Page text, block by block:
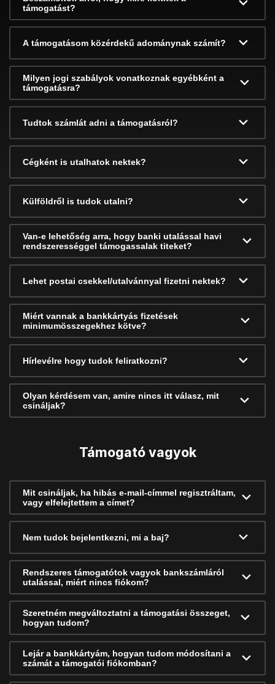
támogatást?
A támogatásom közérdekű adománynak számít?
Milyen jogi szabályok vonatkoznak egyébként a
támogatásra?
Tudtok számlát adni a támogatásról?
Cégként is utalhatok nektek?
Külföldről is tudok utalni?
Van-e lehetőség arra, hogy banki utalással havi
rendszerességgel támogassalak titeket?
Lehet postai csekkel/utalvánnyal fizetni nektek?
Miért vannak a bankkártyás fizetések
minimumösszegekhez kötve?
Hírlevélre hogy tudok feliratkozni?
Olyan kérdésem van, amire nincs itt válasz, mit
csináljak?
Támogató vagyok
Mit csináljak, ha hibás e-mail-címmel regisztráltam,
vagy elfelejtettem a címet?
Nem tudok bejelentkezni, mi a baj?
Rendszeres támogatótok vagyok bankszámláról
utalással, miért nincs fiókom?
Szeretném megváltoztatni a támogatási összeget,
hogyan tudom?
Lejár a bankkártyám, hogyan tudom módosítani a
számát a támogatói fiókomban?